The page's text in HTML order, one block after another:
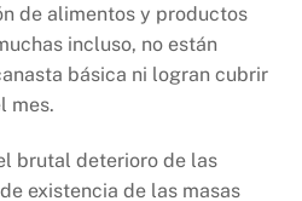
de alimentos y productos
incluso, no están
básica ni logran cubrir
mes.
brutal deterioro de las
existencia de las masas